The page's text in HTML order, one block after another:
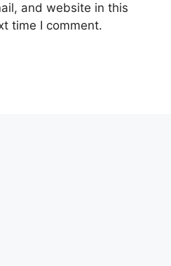
and website in this
time I comment.